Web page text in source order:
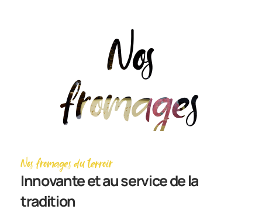
Nos
fromages
Nos fromages du terroir
Innovante et au service de la
tradition